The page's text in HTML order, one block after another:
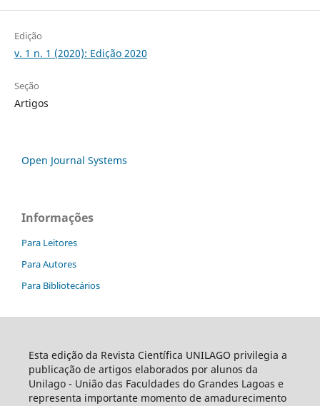
Edição
v. 1 n. 1 (2020): Edição 2020
Seção
Artigos
Open Journal Systems
Informações
Para Leitores
Para Autores
Para Bibliotecários
Esta edição da Revista Científica UNILAGO privilegia a
publicação de artigos elaborados por alunos da
Unilago - União das Faculdades do Grandes Lagoas e
representa importante momento de amadurecimento